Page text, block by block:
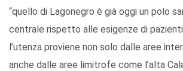
“quello di Lagonegro è già oggi un polo
centrale rispetto alle esigenze di
l’utenza proviene non solo dalle aree
anche dalle aree limitrofe come l’alta